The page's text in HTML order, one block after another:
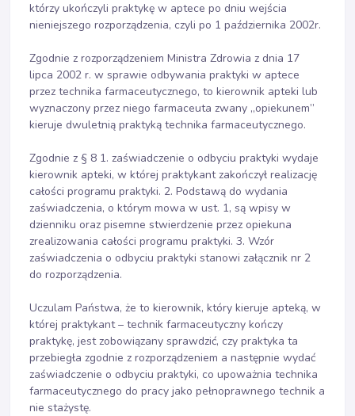
którzy ukończyli praktykę w aptece po dniu wejścia
nieniejszego rozporządzenia, czyli po 1 października 2002r.
Zgodnie z rozporządzeniem Ministra Zdrowia z dnia 17
lipca 2002 r. w sprawie odbywania praktyki w aptece
przez technika farmaceutycznego, to kierownik apteki lub
wyznaczony przez niego farmaceuta zwany „opiekunem”
kieruje dwuletnią praktyką technika farmaceutycznego.
Zgodnie z § 8 1. zaświadczenie o odbyciu praktyki wydaje
kierownik apteki, w której praktykant zakończył realizację
całości programu praktyki. 2. Podstawą do wydania
zaświadczenia, o którym mowa w ust. 1, są wpisy w
dzienniku oraz pisemne stwierdzenie przez opiekuna
zrealizowania całości programu praktyki. 3. Wzór
zaświadczenia o odbyciu praktyki stanowi załącznik nr 2
do rozporządzenia.
Uczulam Państwa, że to kierownik, który kieruje apteką, w
której praktykant – technik farmaceutyczny kończy
praktykę, jest zobowiązany sprawdzić, czy praktyka ta
przebiegła zgodnie z rozporządzeniem a następnie wydać
zaświadczenie o odbyciu praktyki, co upoważnia technika
farmaceutycznego do pracy jako pełnoprawnego technik a
nie stażystę.